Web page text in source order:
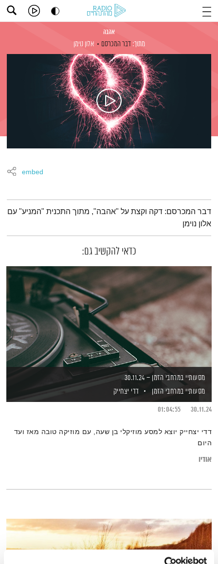
אהבה
מתוך: דבר המכרסם אלון נוימן
embed
תמצית הפודקאסט
דבר המכרסם: דקה וקצת על "אהבה", מתוך התכנית "המניע" עם
אלון נוימן
כדאי להקשיב גם:
מסעותיי במרחבי הזמן – 30.11.24
מסעותיי במרחבי הזמן
דדי יצחייק
30.11.24
01:04:55
דדי יצחייק יוצא למסע מוזיקלי בן שעה, עם מוזיקה טובה מאז ועד
היום
אודיו